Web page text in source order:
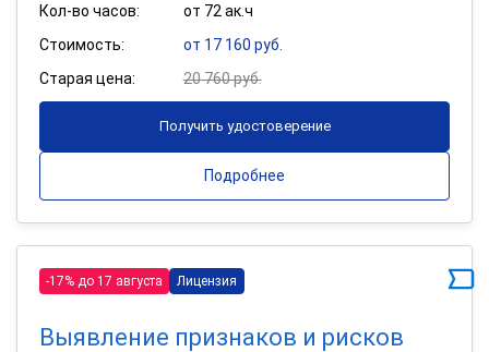
Кол-во часов:
от 72 ак.ч
Стоимость:
от 17 160 руб.
Старая цена:
20 760 руб.
Получить удостоверение
Подробнее
-17% до 17 августа Лицензия
Выявление признаков и рисков